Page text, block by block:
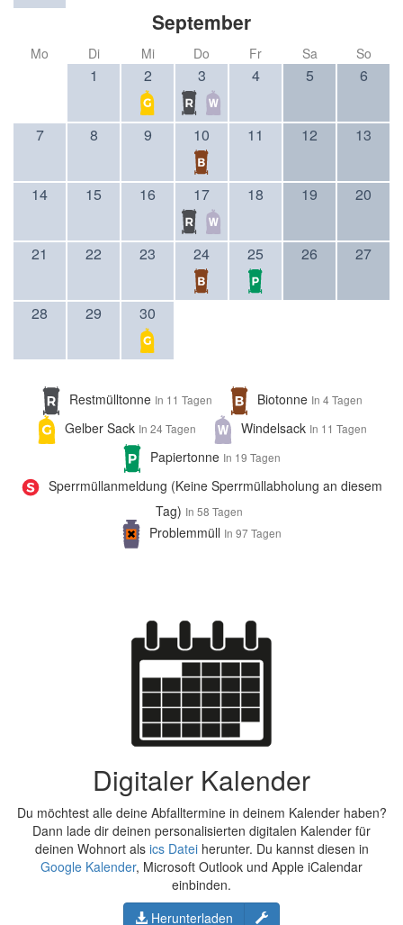
September
Mo Di Mi Do Fr Sa So
1 2 3 4 5 6
7 8 9 10 11 12 13
14 15 16 17 18 19 20
21 22 23 24 25 26 27
28 29 30
Restmülltonne In 11 Tagen Biotonne In 4 Tagen
Gelber Sack In 24 Tagen Windelsack In 11 Tagen
Papiertonne In 19 Tagen
Sperrmüllanmeldung (Keine Sperrmüllabholung an diesem
Tag) In 58 Tagen
Problemmüll In 97 Tagen
Digitaler Kalender
Du möchtest alle deine Abfalltermine in deinem Kalender haben?
Dann lade dir deinen personalisierten digitalen Kalender für
deinen Wohnort als ics Dateiherunter. Du kannst diesen in
Google Kalender, Microsoft Outlook und Apple iCalendar
einbinden.
Herunterladen
Konfigurieren